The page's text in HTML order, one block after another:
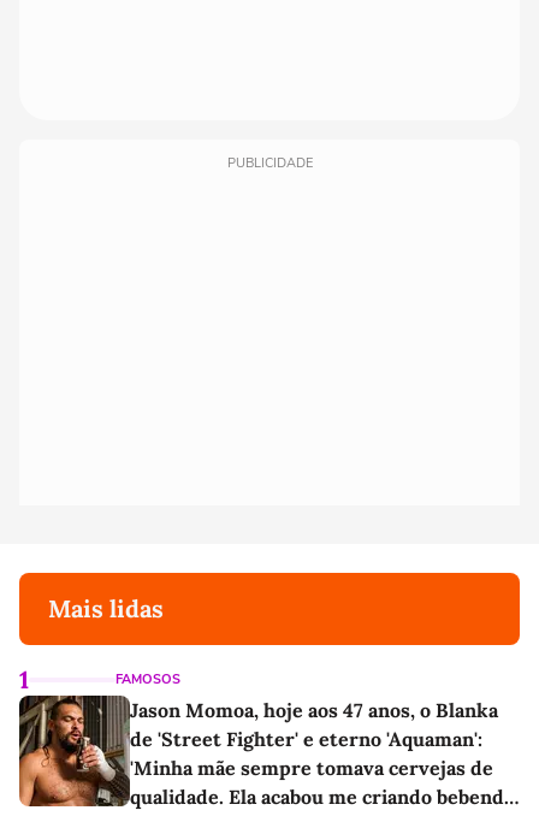
PUBLICIDADE
Mais lidas
1 FAMOSOS
Jason Momoa, hoje aos 47 anos, o Blanka
de 'Street Fighter' e eterno 'Aquaman':
'Minha mãe sempre tomava cervejas de
qualidade. Ela acabou me criando bebendo